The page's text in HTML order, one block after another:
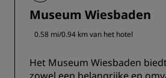
Museum Wiesbaden
0.58 mi/0.94 km van het hotel
Het Museum Wiesbaden